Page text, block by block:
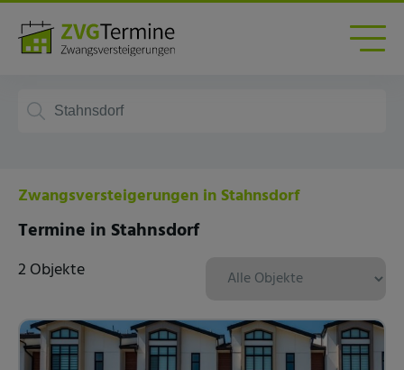
Zwangsversteigerungen in Stahnsdorf
Termine in Stahnsdorf
2 Objekte